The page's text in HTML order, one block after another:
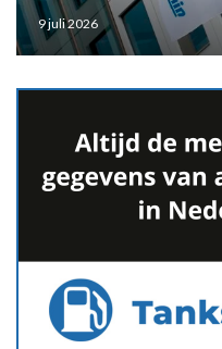
9 juli 2026